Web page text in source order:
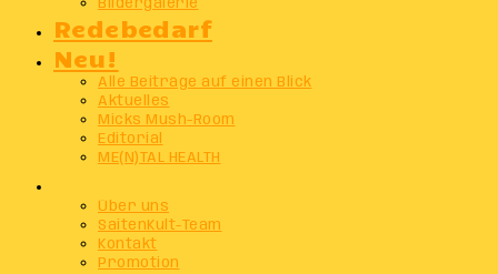
Bildergalerie
Redebedarf
Neu!
Alle Beiträge auf einen Blick
Aktuelles
Micks Mush-Room
Editorial
ME(N)TAL HEALTH
Über uns
SaitenKult-Team
Kontakt
Promotion